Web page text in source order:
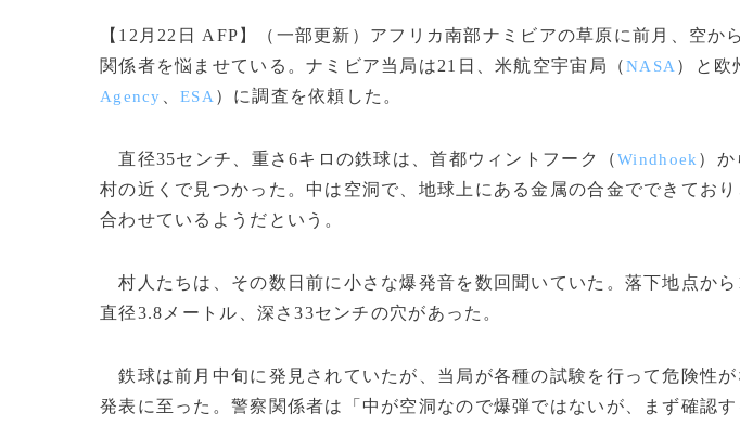
【12月22日 AFP】（一部更新）アフリカ南部ナミビアの草原に前月、空か
関係者を悩ませている。ナミビア当局は21日、米航空宇宙局（NASA ）と欧
Agency
ESA ）に調査を依頼した。
直径35センチ、重さ6キロの鉄球は、首都ウィントフーク（Windhoek ）
村の近くで見つかった。中は空洞で、地球上にある金属の合金でできてお
合わせているようだという。
村人たちは、その数日前に小さな爆発音を数回聞いていた。落下地点か
直径3.8メートル、深さ33センチの穴があった。
鉄球は前月中旬に発見されていたが、当局が各種の試験を行って危険性
発表に至った。警察関係者は「中が空洞なので爆弾ではないが、まず確認